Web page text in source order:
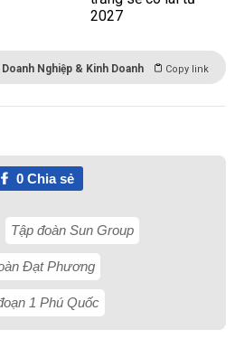
Doanh Nghiệp & Kinh Doanh Copy link
0Chia sẻ
Tập đoàn Sun Group
Đạt Phương
1 Phú Quốc